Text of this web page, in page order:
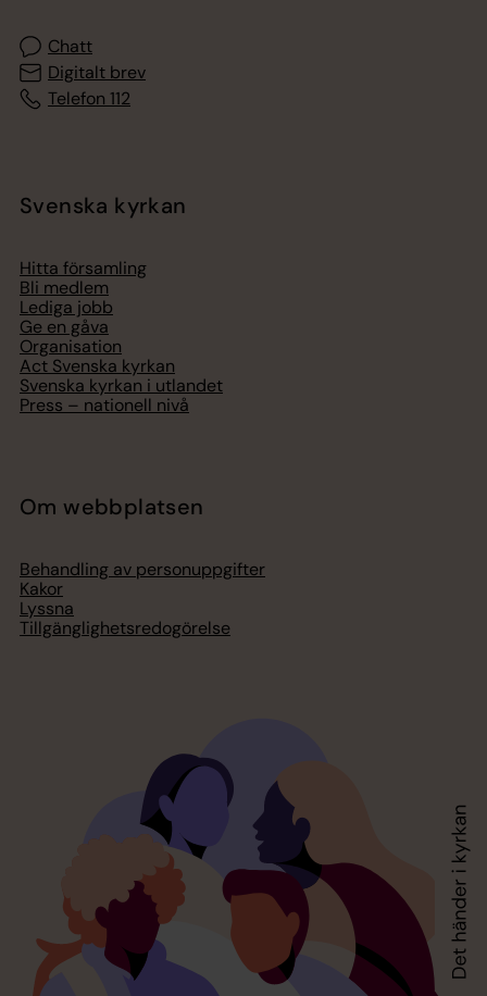
Chatt
Digitalt brev
Telefon 112
Svenska kyrkan
Hitta församling
Bli medlem
Lediga jobb
Ge en gåva
Organisation
Act Svenska kyrkan
Svenska kyrkan i utlandet
Press – nationell nivå
Om webbplatsen
Behandling av personuppgifter
Kakor
Lyssna
Tillgänglighetsredogörelse